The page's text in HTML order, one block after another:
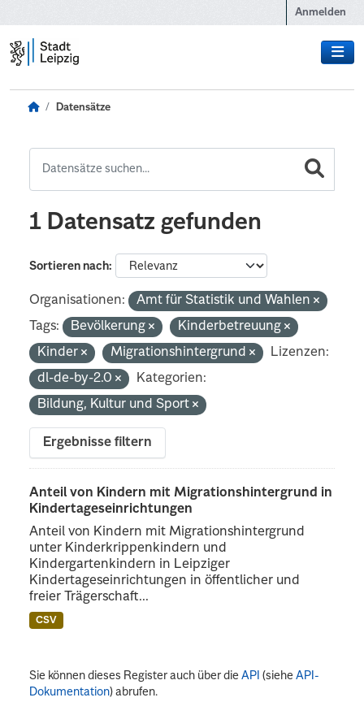
Anmelden
Datensätze
1 Datensatz gefunden
Sortieren nach
Organisationen:
Amt für Statistik und Wahlen
Tags:
Bevölkerung
Kinderbetreuung
Kinder
Migrationshintergrund
Lizenzen:
dl-de-by-2.0
Kategorien:
Bildung, Kultur und Sport
Ergebnisse filtern
Anteil von Kindern mit Migrationshintergrund in
Kindertageseinrichtungen
Anteil von Kindern mit Migrationshintergrund
unter Kinderkrippenkindern und
Kindergartenkindern in Leipziger
Kindertageseinrichtungen in öffentlicher und
freier Trägerschaft...
CSV
Sie können dieses Register auch über dieAPI (sieheAPI-
Dokumentation) abrufen.